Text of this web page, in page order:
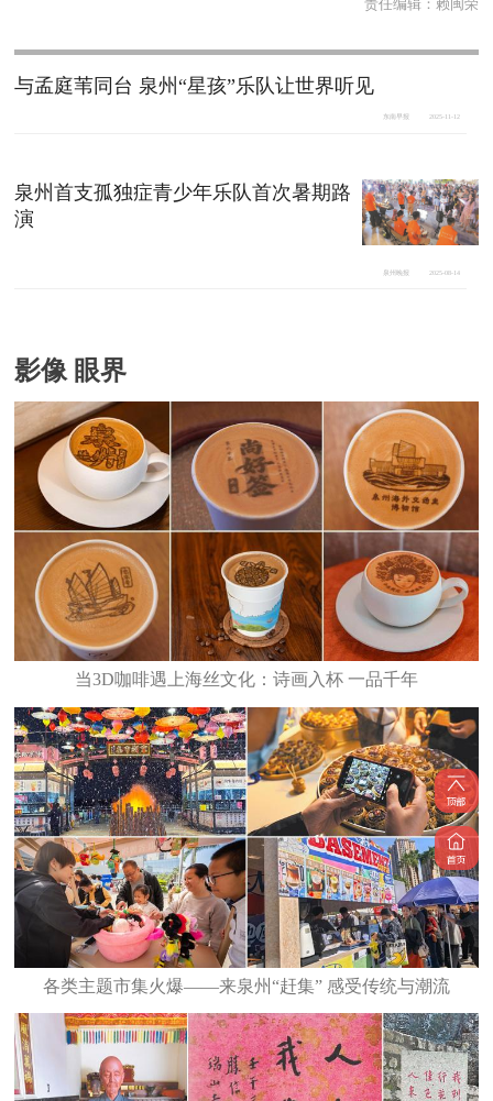
责任编辑： 赖闽荣
与孟庭苇同台 泉州“星孩”乐队让世界听见
东南早报 2025-11-12
泉州首支孤独症青少年乐队首次暑期路
演
泉州晚报 2025-08-14
影像 眼界
当3D咖啡遇上海丝文化：诗画入杯 一品千年
各类主题市集火爆——来泉州“赶集” 感受传统与潮流